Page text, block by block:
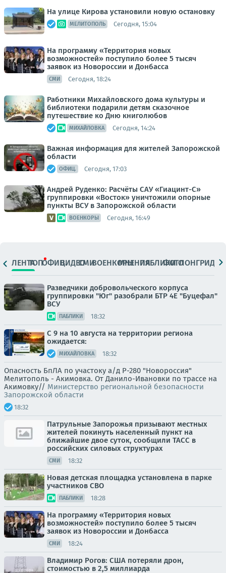
На улице Кирова установили новую остановку
МЕЛИТОПОЛЬ Сегодня, 15:04
На программу «Территория новых
возможностей» поступило более 5 тысяч
заявок из Новороссии и Донбасса
СМИ Сегодня, 18:24
Работники Михайловского дома культуры и
библиотеки подарили детям сказочное
путешествие ко Дню книголюбов
МИХАЙЛОВКА Сегодня, 14:24
Важная информация для жителей Запорожской
области
ОФИЦ. Сегодня, 17:03
Андрей Руденко: Расчёты САУ «Гиацинт-С»
группировки «Восток» уничтожили опорные
пункты ВСУ в Запорожской области
ВОЕНКОРЫ Сегодня, 16:49
ЛЕНТАТОПОФИЦ.ВИДЕОСМИВОЕНКОРЫМНЕНИЯПАБЛИКИ
ФОТОЛОНГРИДЫ
Разведчики добровольческого корпуса
группировки "Юг" разобрали БТР 4Е "Буцефал"
ВСУ
ПАБЛИКИ 18:32
С 9 на 10 августа на территории региона
ожидается:
МИХАЙЛОВКА 18:32
Опасность БпЛА по участоку а/д Р-280 "Новороссия"
Мелитополь - Акимовка. От Данило-Ивановки по трассе на
Акимовку// Министерство региональной безопасности
Запорожской области
18:32
Патрульные Запорожья призывают местных
жителей покинуть населенный пункт на
ближайшие двое суток, сообщили ТАСС в
российских силовых структурах
СМИ 18:32
Новая детская площадка установлена в парке
участников СВО
ПАБЛИКИ 18:28
На программу «Территория новых
возможностей» поступило более 5 тысяч
заявок из Новороссии и Донбасса
СМИ 18:24
Владимир Рогов: США потеряли дрон,
стоимостью в 2,5 миллиарда